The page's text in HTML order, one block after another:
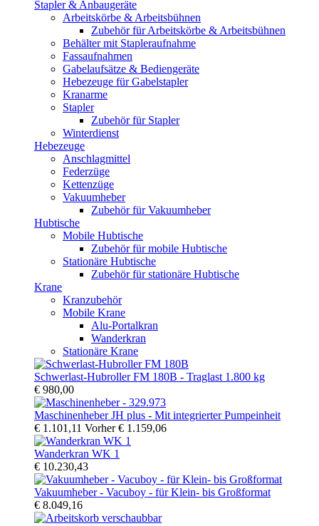
Stapler & Anbaugeräte
Arbeitskörbe & Arbeitsbühnen
Zubehör für Arbeitskörbe & Arbeitsbühnen
Behälter mit Stapleraufnahme
Fassaufnahmen
Gabelaufsätze & Bediengeräte
Hebezeuge für Gabelstapler
Kranarme
Stapler
Zubehör für Stapler
Winterdienst
Hebezeuge
Anschlagmittel
Federzüge
Kettenzüge
Vakuumheber
Zubehör für Vakuumheber
Hubtische
Mobile Hubtische
Zubehör für mobile Hubtische
Stationäre Hubtische
Zubehör für stationäre Hubtische
Krane
Kranzubehör
Mobile Krane
Alu-Portalkran
Wanderkran
Stationäre Krane
Schwerlast-Hubroller FM 180B - Traglast 1.800 kg
€ 980,00
Maschinenheber JH plus - Mit integrierter Pumpeinheit
€ 1.101,11 Vorher€ 1.159,06
Wanderkran WK 1
€ 10.230,43
Vakuumheber - Vacuboy - für Klein- bis Großformat
€ 8.049,16